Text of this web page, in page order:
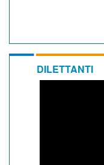
DILETTANTI